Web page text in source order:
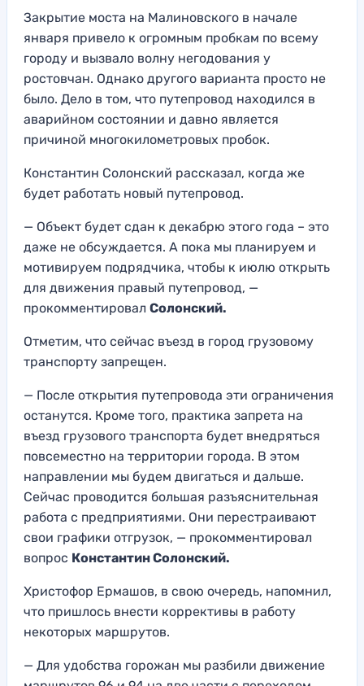
Закрытие моста на Малиновского в начале
января привело к огромным пробкам по всему
городу и вызвало волну негодования у
ростовчан. Однако другого варианта просто не
было. Дело в том, что путепровод находился в
аварийном состоянии и давно является
причиной многокилометровых пробок.
Константин Солонский рассказал, когда же
будет работать новый путепровод.
— Объект будет сдан к декабрю этого года – это
даже не обсуждается. А пока мы планируем и
мотивируем подрядчика, чтобы к июлю открыть
для движения правый путепровод, —
прокомментировал Солонский.
Отметим, что сейчас въезд в город грузовому
транспорту запрещен.
— После открытия путепровода эти ограничения
останутся. Кроме того, практика запрета на
въезд грузового транспорта будет внедряться
повсеместно на территории города. В этом
направлении мы будем двигаться и дальше.
Сейчас проводится большая разъяснительная
работа с предприятиями. Они перестраивают
свои графики отгрузок, — прокомментировал
вопрос Константин Солонский.
Христофор Ермашов, в свою очередь, напомнил,
что пришлось внести коррективы в работу
некоторых маршрутов.
— Для удобства горожан мы разбили движение